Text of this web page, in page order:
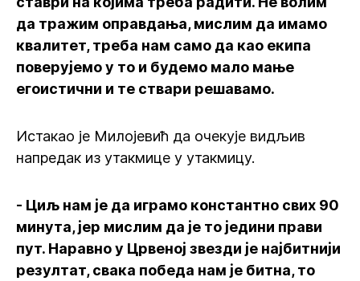
да тражим оправдања, мислим да имамо
квалитет, треба нам само да као екипа
поверујемо у то и будемо мало мање
егоистични и те ствари решавамо.
Истакао је Милојевић да очекује видљив
напредак из утакмице у утакмицу.
- Циљ нам је да играмо константно свих 90
минута, јер мислим да је то једини прави
пут. Наравно у Црвеној звезди је најбитнији
резултат, свака победа нам је битна, то